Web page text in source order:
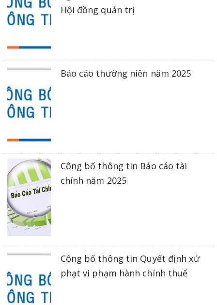
Hội đồng quản trị
Báo cáo thường niên năm 2025
Công bố thông tin Báo cáo tài
chính năm 2025
Công bố thông tin Quyết định xử
phạt vi phạm hành chính thuế